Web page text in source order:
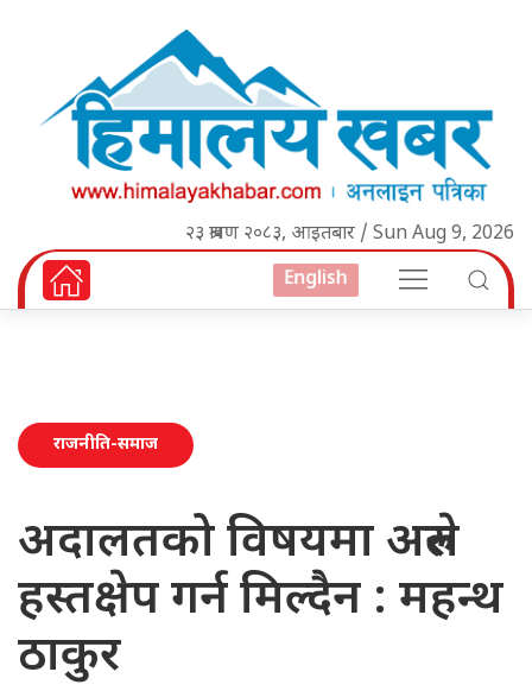
२३ श्रावण २०८३, आइतबार / Sun Aug 9, 2026
English
राजनीति-समाज
अदालतको विषयमा अरुले
हस्तक्षेप गर्न मिल्दैन : महन्थ
ठाकुर